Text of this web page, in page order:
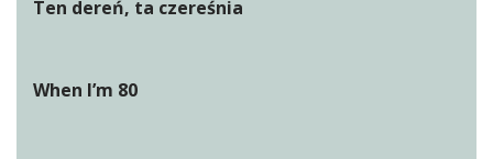
Ten dereń, ta czereśnia
When I’m 80